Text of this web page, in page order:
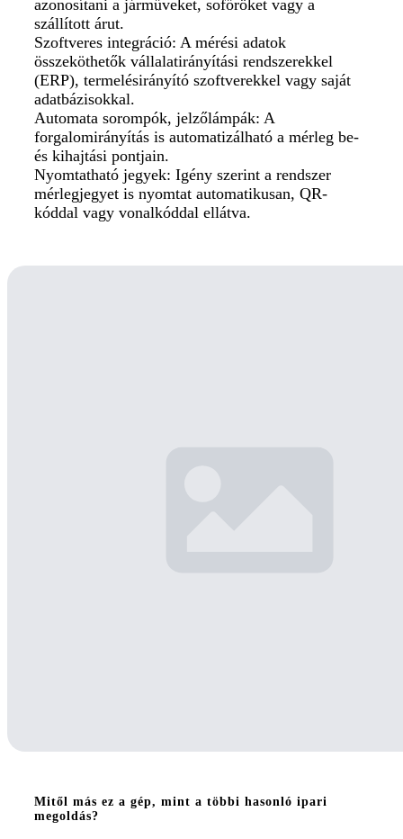
azonosítani a járműveket, sofőröket vagy a
szállított árut.
Szoftveres integráció: A mérési adatok
összeköthetők vállalatirányítási rendszerekkel
(ERP), termelésirányító szoftverekkel vagy saját
adatbázisokkal.
Automata sorompók, jelzőlámpák: A
forgalomirányítás is automatizálható a mérleg be-
és kihajtási pontjain.
Nyomtatható jegyek: Igény szerint a rendszer
mérlegjegyet is nyomtat automatikusan, QR-
kóddal vagy vonalkóddal ellátva.
Mitől más ez a gép, mint a többi hasonló ipari
megoldás?